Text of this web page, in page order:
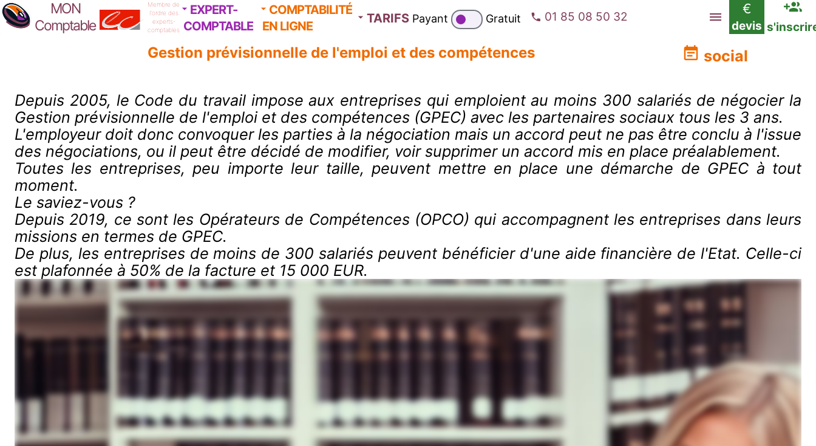
MON
Comptable
Membre de
l'ordre des
experts-
comptables
EXPERT-
COMPTABLE
COMPTABILITÉ
EN LIGNE
TARIFS Payant Gratuit 01 85 08 50 32
€
devis
Gestion prévisionnelle de l'emploi et des compétences social
Depuis 2005, le Code du travail impose aux entreprises qui emploient au moins 300 salariés de négocier la
Gestion prévisionnelle de l'emploi et des compétences (GPEC) avec les partenaires sociaux tous les 3 ans.
L'employeur doit donc convoquer les parties à la négociation mais un accord peut ne pas être conclu à l'issue
des négociations, ou il peut être décidé de modifier, voir supprimer un accord mis en place préalablement.
Toutes les entreprises, peu importe leur taille, peuvent mettre en place une démarche de GPEC à tout
moment.
Le saviez-vous ?
Depuis 2019, ce sont les Opérateurs de Compétences (OPCO) qui accompagnent les entreprises dans leurs
missions en termes de GPEC.
De plus, les entreprises de moins de 300 salariés peuvent bénéficier d'une aide financière de l'Etat. Celle-ci
est plafonnée à 50% de la facture et 15 000 EUR.